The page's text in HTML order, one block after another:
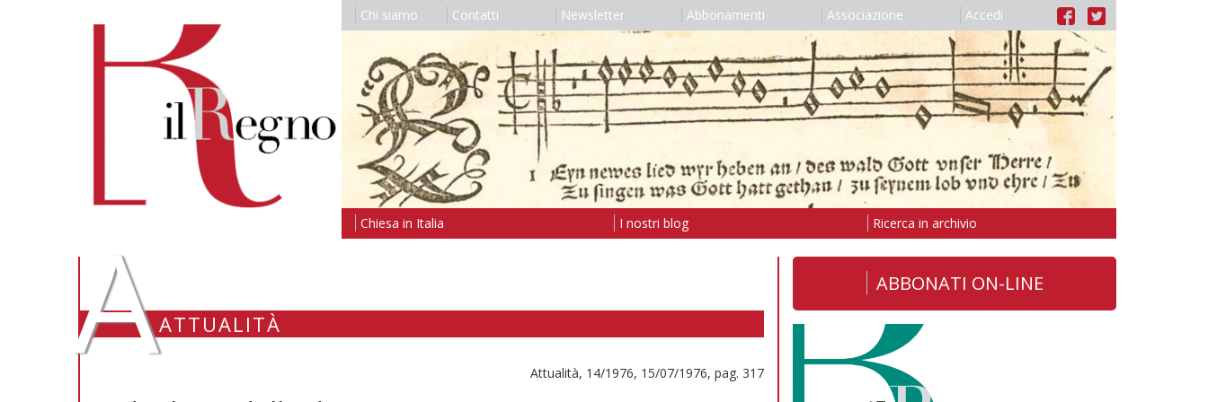
Chi siamo Contatti Newsletter Abbonamenti Associazione Accedi
Chiesa in Italia I nostri blog Ricerca in archivio
AATTUALITÀ
Attualità, 14/1976, 15/07/1976, pag. 317
ABBONATI ON-LINE